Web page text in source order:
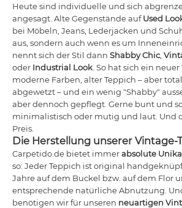
Heute sind individuelle und sich
angesagt. Alte Gegenstände aufUsed
bei Möbeln, Jeans, Lederjacken und
aus, sondern auch wenn es um
nennt sich der Stil dann Shabby Chic,
oder Industrial Look . So hat sich ein
moderne Farben, alter Teppich – aber
abgewetzt – und ein wenig "Shabby"
aber dennoch gepflegt. Gerne bunt und
minimalistisch oder mutig und laut. Und
Preis.
Die Herstellung unserer Vintage-
Carpetido.de bietet immerabsolute
so: Jeder Teppich ist original
Jahre auf dem Buckel bzw. auf dem Flor
entsprechende natürliche Abnutzung.
benötigen wir für unseren neuartigen